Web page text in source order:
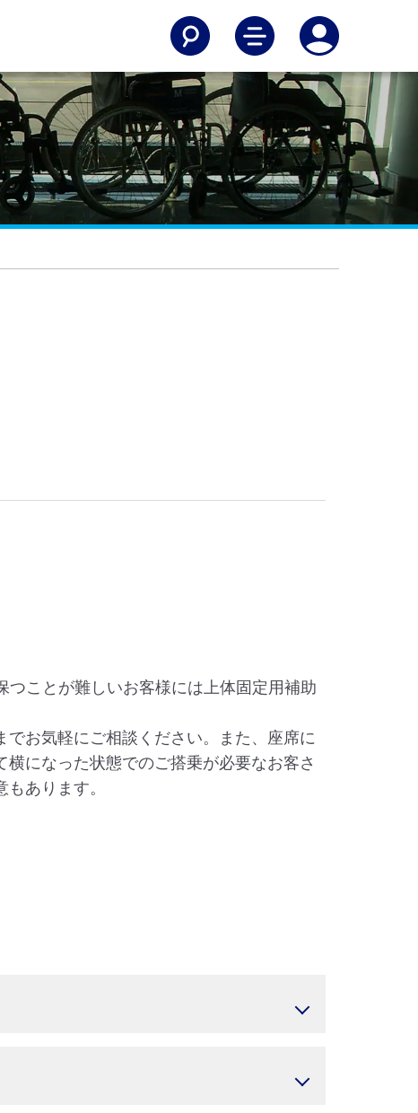
ことが難しいお客様には上体固定用補助
お気軽にご相談ください。また、座席に
になった状態でのご搭乗が必要なお客さ
あります。